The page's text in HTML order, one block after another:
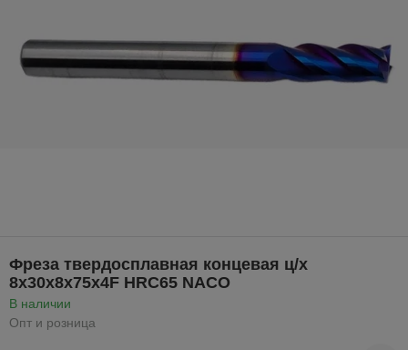
Фреза твердосплавная концевая ц/х
8х30х8х75х4F HRC65 NACO
В наличии
Опт и розница